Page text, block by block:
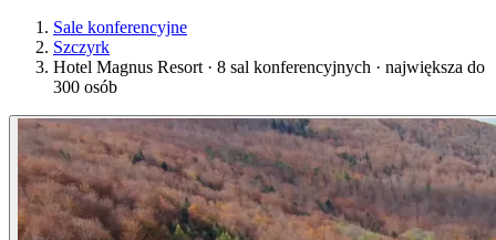
Sale konferencyjne
Szczyrk
Hotel Magnus Resort · 8 sal konferencyjnych · największa do
300 osób